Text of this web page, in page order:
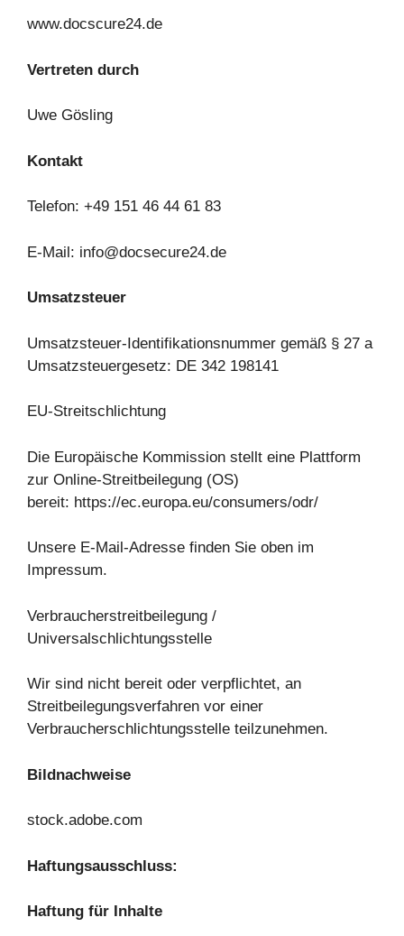
www.docscure24.de
Vertreten durch
Uwe Gösling
Kontakt
Telefon: +49 151 46 44 61 83
E-Mail: info@docsecure24.de
Umsatzsteuer
Umsatzsteuer-Identifikationsnummer gemäß § 27 a
Umsatzsteuergesetz: DE 342 198141
EU-Streitschlichtung
Die Europäische Kommission stellt eine Plattform
zur Online-Streitbeilegung (OS)
bereit: https://ec.europa.eu/consumers/odr/
Unsere E-Mail-Adresse finden Sie oben im
Impressum.
Verbraucherstreitbeilegung /
Universalschlichtungsstelle
Wir sind nicht bereit oder verpflichtet, an
Streitbeilegungsverfahren vor einer
Verbraucherschlichtungsstelle teilzunehmen.
Bildnachweise
stock.adobe.com
Haftungsausschluss:
Haftung für Inhalte